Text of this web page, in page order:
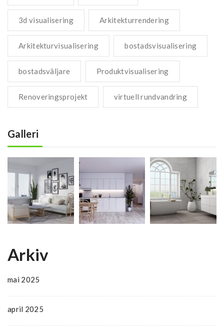
3d visualisering Arkitekturrendering
Arkitekturvisualisering bostadsvisualisering
bostadsväljare Produktvisualisering
Renoveringsprojekt virtuell rundvandring
Galleri
Arkiv
mai 2025
april 2025